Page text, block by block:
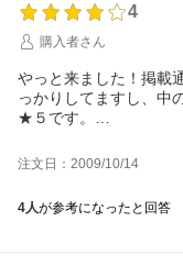
仕様なので、こまめに
これはこれで大切にお
と思いました。
私の場合は、実際に実
良さそうだなぁと思っ
勝手が気に入ったら、
行ってみたいと思いま
他の方のレビューを色
4
購入者さん
やっと来ました！掲載
っかりしてますし、中
★５です。
ただフタの部分にボ
間口がそんなに大きく
注文日：2009/10/14
4人が参考になったと回答